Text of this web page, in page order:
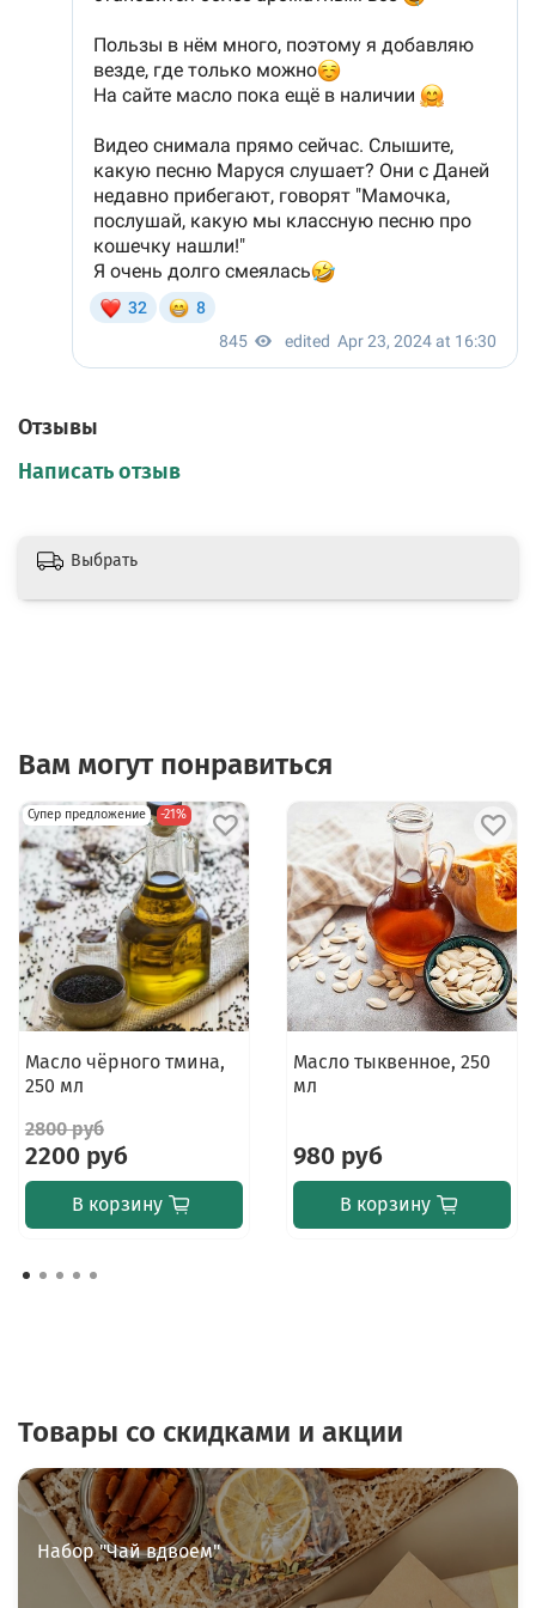
Отзывы
Написать отзыв
Выбрать
Вам могут понравиться
Супер предложение -21%
Масло чёрного тмина,
250 мл
2800 руб
2200 руб
В корзину
Масло тыквенное, 250
мл
980 руб
В корзину
Товары со скидками и акции
Набор "Чай вдвоем"